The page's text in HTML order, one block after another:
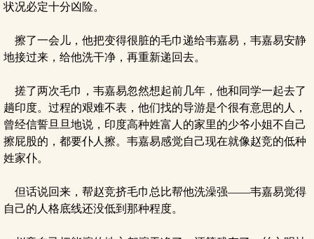
状况必定十分凶险。
擦了一会儿，他把变得很脏的毛巾递给韦嘉易，韦嘉易安静
地接过来，给他洗干净，再重新递回去。
搓了两次毛巾，韦嘉易忽然想起前几年，他和同学一起去了
趟印度。过程的艰难不表，他们找的导游是个很有意思的人，
曾经信誓旦旦地说，印度高种姓富人的家里的少爷小姐不自己
擦屁股的，都要仆人擦。韦嘉易感觉自己现在就像赵竞的低种
姓家仆。
但话说回来，帮赵竞挤毛巾总比帮他洗澡强——韦嘉易觉得
自己的人格底线还没低到那种程度。